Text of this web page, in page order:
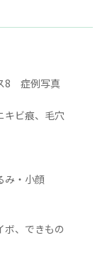
8 症例写真
キビ痕、毛穴
み・小顔
ボ、できもの